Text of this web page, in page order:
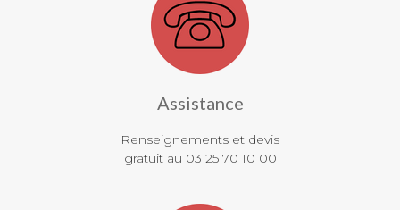
Assistance
Renseignements et devis
gratuit au 03 25 70 10 00